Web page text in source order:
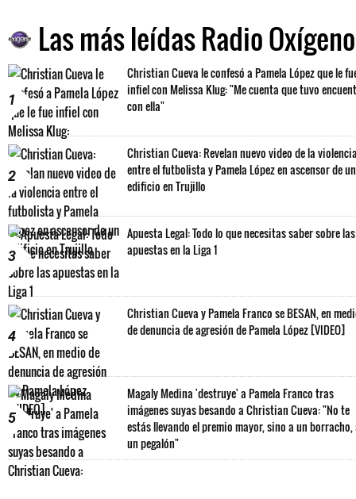
Las más leídas Radio Oxígeno
1
Christian Cueva le confesó a Pamela López que le
infiel con Melissa Klug: "Me cuenta que tuvo
con ella"
2
Christian Cueva: Revelan nuevo video de la
entre el futbolista y Pamela López en ascensor de un
edificio en Trujillo
3
Apuesta Legal: Todo lo que necesitas saber sobre las
apuestas en la Liga 1
4
Christian Cueva y Pamela Franco se BESAN, en
de denuncia de agresión de Pamela López [VIDEO]
5
Magaly Medina 'destruye' a Pamela Franco tras
imágenes suyas besando a Christian Cueva: "No te
estás llevando el premio mayor, sino a un borracho,
un pegalón"